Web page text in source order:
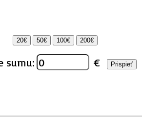
20€ 50€ 100€ 200€
sumu: € Prispieť